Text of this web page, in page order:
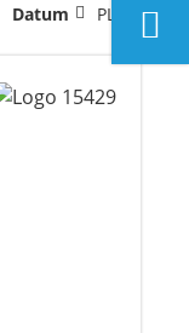
Datum PLZ